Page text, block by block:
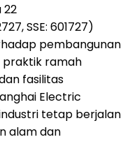
22
SSE: 601727)
pembangunan
praktik ramah
fasilitas
Electric
tetap berjalan
alam dan